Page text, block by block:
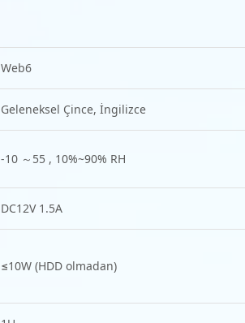
Web6
Geleneksel Çince, İngilizce
-10 ～55 , 10%~90% RH
DC12V 1.5A
≤10W (HDD olmadan)